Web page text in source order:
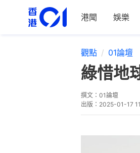
港聞 娛樂
觀點 01論壇
綠惜地
撰文： 01論壇
出版： 2025-01-17